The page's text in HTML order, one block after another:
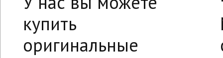
купить
оригинальные